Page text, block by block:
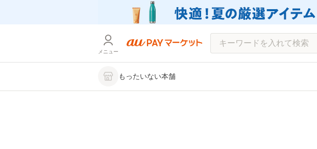
メニュー
もったいない本舗